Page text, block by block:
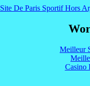
Site De Paris Sportif Hors
Meilleur
Casino